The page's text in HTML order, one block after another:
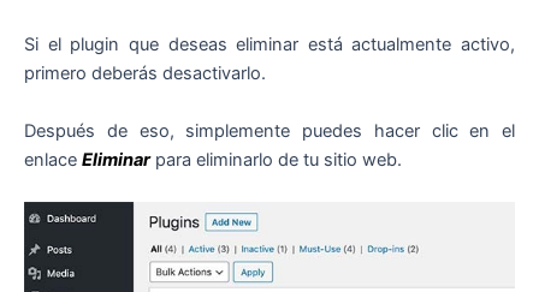
Si el plugin que deseas eliminar está actualmente activo,
primero deberás desactivarlo.
Después de eso, simplemente puedes hacer clic en el
enlace Eliminarpara eliminarlo de tu sitio web.